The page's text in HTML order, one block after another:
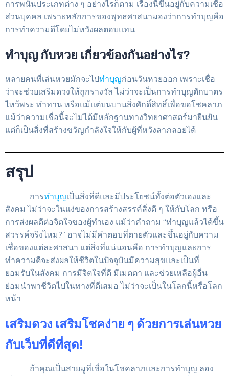
การพนันประเภทต่าง ๆ อย่างไรก็ตาม เรื่องนี้ขึ้นอยู่กับความเชื่อ
ส่วนบุคคล เพราะหลักการของพุทธศาสนามองว่าการทำบุญคือ
การทำความดีโดยไม่หวังผลตอบแทน
ทำบุญ กับหวย เกี่ยวข้องกันอย่างไร?
หลายคนที่เล่นหวยมักจะไปทำบุญก่อนวันหวยออก เพราะเชื่อ
ว่าจะช่วยเสริมดวงให้ถูกรางวัล ไม่ว่าจะเป็นการทำบุญตักบาตร
ไหว้พระ ทำทาน หรือแม้แต่บนบานสิ่งศักดิ์สิทธิ์เพื่อขอโชคลาภ
แม้ว่าความเชื่อนี้จะไม่ได้มีหลักฐานทางวิทยาศาสตร์มายืนยัน
แต่ก็เป็นสิ่งที่สร้างขวัญกำลังใจให้กับผู้ที่หวังลาภลอยได้
สรุป
การทำบุญเป็นสิ่งที่ดีและมีประโยชน์ทั้งต่อตัวเองและ
สังคม ไม่ว่าจะในแง่ของการสร้างสรรค์สิ่งดี ๆ ให้กับโลก หรือ
การส่งผลดีต่อจิตใจของผู้ทำเอง แม้ว่าคำถาม “ทำบุญแล้วได้ขึ้น
สวรรค์จริงไหม?” อาจไม่มีคำตอบที่ตายตัวและขึ้นอยู่กับความ
เชื่อของแต่ละศาสนา แต่สิ่งที่แน่นอนคือ การทำบุญและการ
ทำความดีจะส่งผลให้ชีวิตในปัจจุบันมีความสุขและเป็นที่
ยอมรับในสังคม การมีจิตใจที่ดี มีเมตตา และช่วยเหลือผู้อื่น
ย่อมนำพาชีวิตไปในทางที่ดีเสมอ ไม่ว่าจะเป็นในโลกนี้หรือโลก
หน้า
เสริมดวง เสริมโชคง่าย ๆ ด้วยการเล่นหวย
กับเว็บที่ดีที่สุด!
ถ้าคุณเป็นสายมูที่เชื่อในโชคลาภและการทำบุญ ลอง